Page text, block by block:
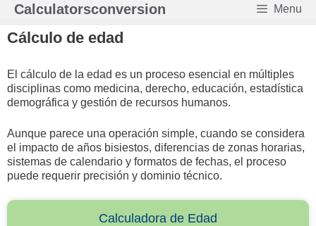
Saltar
contenido
Calculatorsconversion Menu
Cálculo de edad
El cálculo de la edad es un proceso esencial en múltiples
disciplinas como medicina, derecho, educación, estadística
demográfica y gestión de recursos humanos.
Aunque parece una operación simple, cuando se considera
el impacto de años bisiestos, diferencias de zonas horarias,
sistemas de calendario y formatos de fechas, el proceso
puede requerir precisión y dominio técnico.
Calculadora de Edad